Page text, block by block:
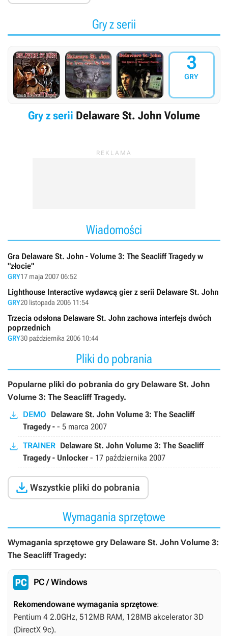
Gry z serii
3
GRY
Gry z serii Delaware St. John Volume
Wiadomości
Gra Delaware St. John - Volume 3: The Seacliff Tragedy w
"złocie"
GRY17 maja 2007 06:52
Lighthouse Interactive wydawcą gier z serii Delaware St. John
GRY20 listopada 2006 11:54
Trzecia odsłona Delaware St. John zachowa interfejs dwóch
poprzednich
GRY30 października 2006 10:44
Pliki do pobrania
Popularne pliki do pobrania do gry Delaware St. John
Volume 3: The Seacliff Tragedy.
DEMO Delaware St. John Volume 3: The Seacliff
Tragedy - - 5 marca 2007
TRAINER Delaware St. John Volume 3: The Seacliff
Tragedy - Unlocker- 17 października 2007
 Wszystkie pliki do pobrania
Wymagania sprzętowe
Wymagania sprzętowe gry Delaware St. John Volume 3:
The Seacliff Tragedy:
PC / Windows
Rekomendowane wymagania sprzętowe:
Pentium 4 2.0GHz, 512MB RAM, 128MB akcelerator 3D
(DirectX 9c).